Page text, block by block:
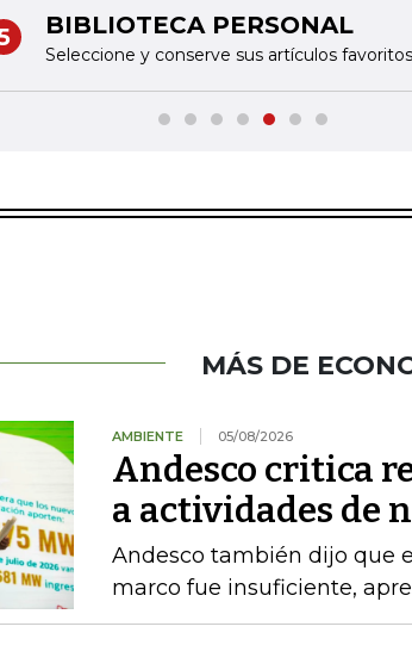
BIBLIOTECA PERSONAL
Seleccione y conserve sus artículos favoritos
MÁS DE
AMBIENTE 05/08/2026
Andesco critica
a actividades de
Andesco también dijo que
marco fue insuficiente,